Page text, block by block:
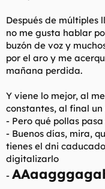
Después de múltiples
no me gusta hablar
buzón de voz y
por el aro y me
mañana perdida.
Y viene lo mejor, al
constantes, al final
- Pero qué pollas
- Buenos días, mira,
tienes el dni
digitalizarlo
-